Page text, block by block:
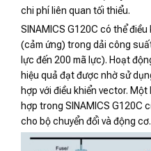
chi phí liên quan tối thiểu.
SINAMICS G120C có thể
(cảm ứng) trong dải công
lực đến 200 mã lực). Hoạt
hiệu quả đạt được nhờ sử
hợp với điều khiển vector.
hợp trong SINAMICS G120C
cho bộ chuyển đổi và động cơ.